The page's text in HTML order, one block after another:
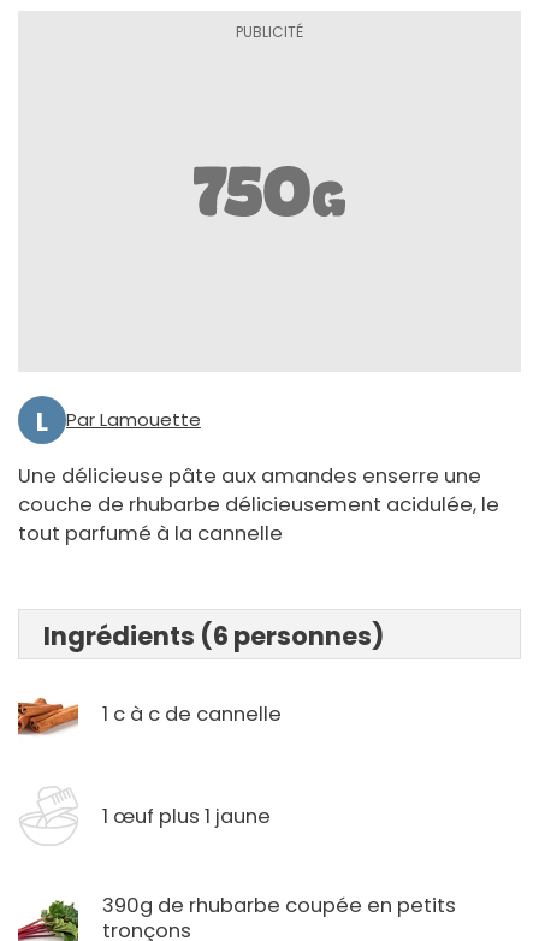
L Par Lamouette
Une délicieuse pâte aux amandes enserre une
couche de rhubarbe délicieusement acidulée, le
tout parfumé à la cannelle
Ingrédients (6 personnes)
1 c à c de cannelle
1 œuf plus 1 jaune
390g de rhubarbe coupée en petits
tronçons